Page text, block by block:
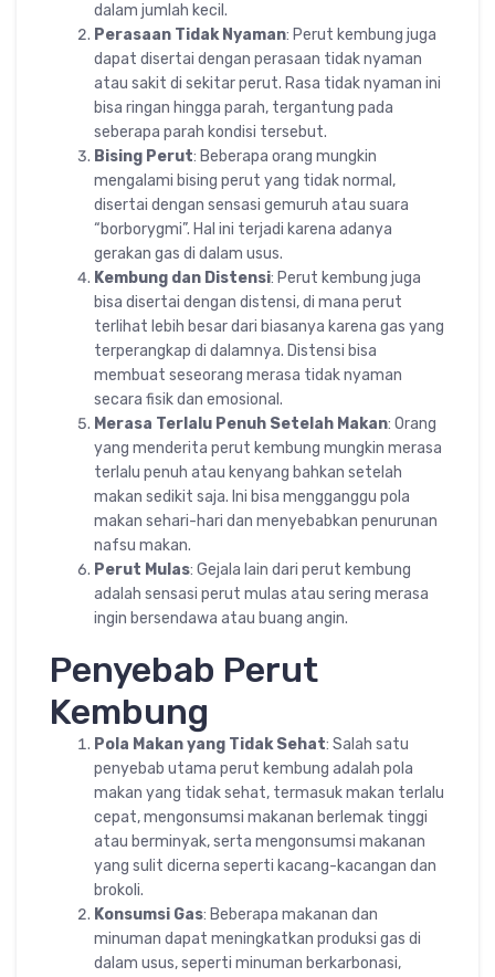
dalam jumlah kecil.
Perasaan Tidak Nyaman: Perut kembung juga
dapat disertai dengan perasaan tidak nyaman
atau sakit di sekitar perut. Rasa tidak nyaman ini
bisa ringan hingga parah, tergantung pada
seberapa parah kondisi tersebut.
Bising Perut: Beberapa orang mungkin
mengalami bising perut yang tidak normal,
disertai dengan sensasi gemuruh atau suara
“borborygmi”. Hal ini terjadi karena adanya
gerakan gas di dalam usus.
Kembung dan Distensi: Perut kembung juga
bisa disertai dengan distensi, di mana perut
terlihat lebih besar dari biasanya karena gas yang
terperangkap di dalamnya. Distensi bisa
membuat seseorang merasa tidak nyaman
secara fisik dan emosional.
Merasa Terlalu Penuh Setelah Makan: Orang
yang menderita perut kembung mungkin merasa
terlalu penuh atau kenyang bahkan setelah
makan sedikit saja. Ini bisa mengganggu pola
makan sehari-hari dan menyebabkan penurunan
nafsu makan.
Perut Mulas: Gejala lain dari perut kembung
adalah sensasi perut mulas atau sering merasa
ingin bersendawa atau buang angin.
Penyebab Perut
Kembung
Pola Makan yang Tidak Sehat: Salah satu
penyebab utama perut kembung adalah pola
makan yang tidak sehat, termasuk makan terlalu
cepat, mengonsumsi makanan berlemak tinggi
atau berminyak, serta mengonsumsi makanan
yang sulit dicerna seperti kacang-kacangan dan
brokoli.
Konsumsi Gas: Beberapa makanan dan
minuman dapat meningkatkan produksi gas di
dalam usus, seperti minuman berkarbonasi,